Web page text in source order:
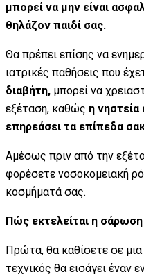
μπορεί να μην είναι
θηλάζον παιδί σας.
Θα πρέπει επίσης να
ιατρικές παθήσεις που
διαβήτη, μπορεί να
εξέταση, καθώς η
επηρεάσει τα επίπεδα
Αμέσως πριν από την
φορέσετε νοσοκομειακή
κοσμήματά σας.
Πώς εκτελείται η σάρωση
Πρώτα, θα καθίσετε σε
τεχνικός θα εισάγει έναν